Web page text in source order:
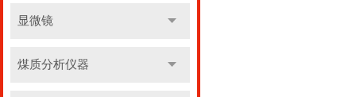
显微镜
煤质分析仪器